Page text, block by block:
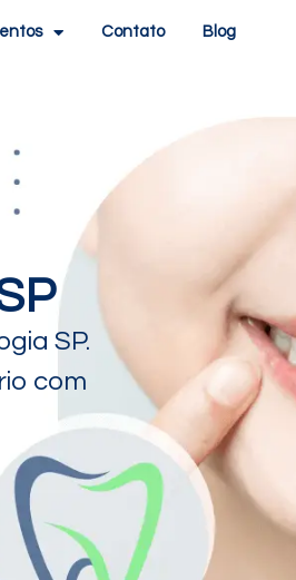
Contato Blog
SP.
com